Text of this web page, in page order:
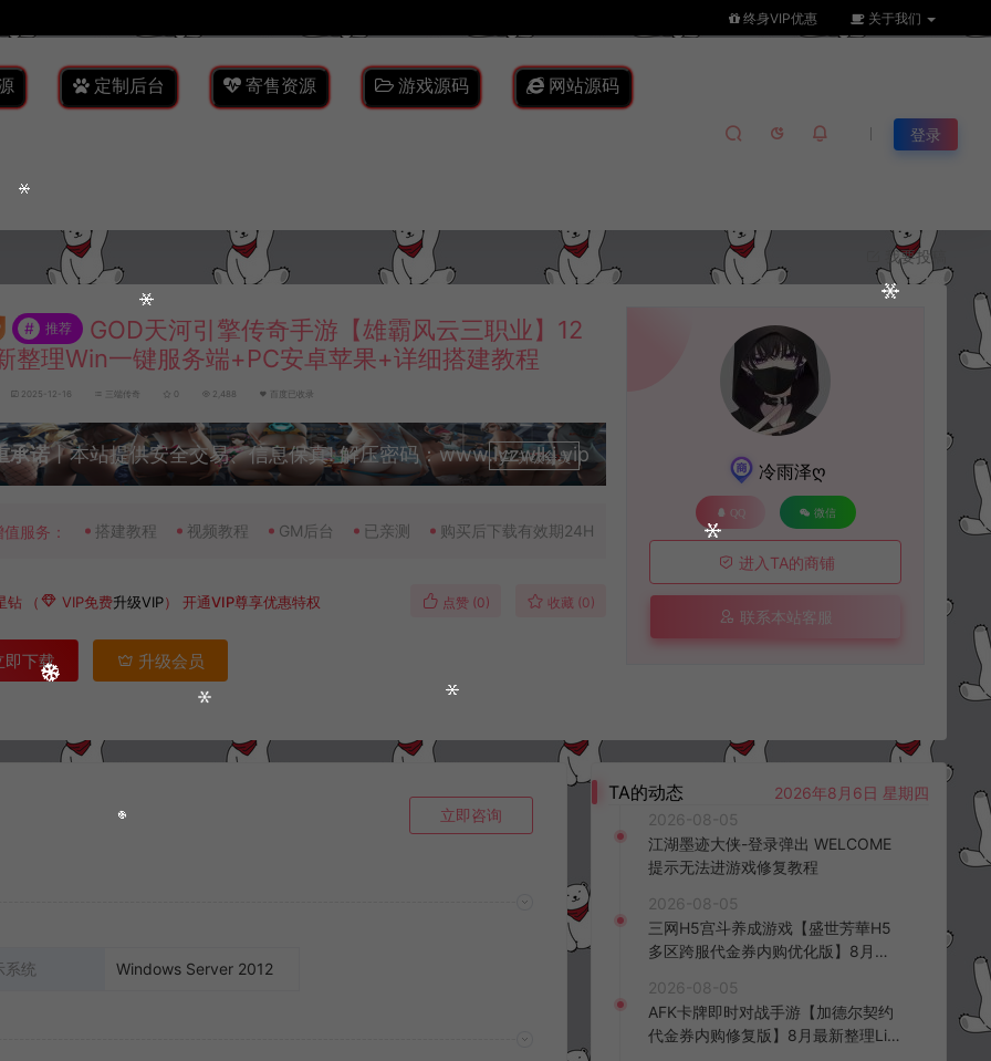
终身VIP优惠 关于我们
定制后台 寄售资源 游戏源码 网站源码
登录
我要投稿
# 推荐
GOD天河引擎传奇手游【雄霸风云三职业】12
整理Win一键服务端+PC安卓苹果+详细搭建教程
2025-12-16 三端传奇 0 2,488 百度已收录
承诺丨本站提供安全交易、信息保真! 解压密码：www.lyzwlkj.vip
升级会员
值服务： 搭建教程 视频教程 GM后台 已亲测 购买后下载有效期24H
钻 （ VIP免费升级VIP）开通VIP尊享优惠特权 点赞 (0) 收藏 (0)
下载 升级会员
冷雨泽ღ
QQ 微信
进入TA的商铺
联系本站客服
立即咨询
系统 Windows Server 2012
TA的动态
2026年8月6日 星期四
2026-08-05
江湖墨迹大侠-登录弹出 WELCOME
提示无法进游戏修复教程
2026-08-05
三网H5宫斗养成游戏【盛世芳華H5
多区跨服代金券内购优化版】8月最
台+全资源安卓+详细搭建教程+视频
教程
2026-08-05
AFK卡牌即时对战手游【加德尔契约
代金券内购修复版】8月最新整理Lin